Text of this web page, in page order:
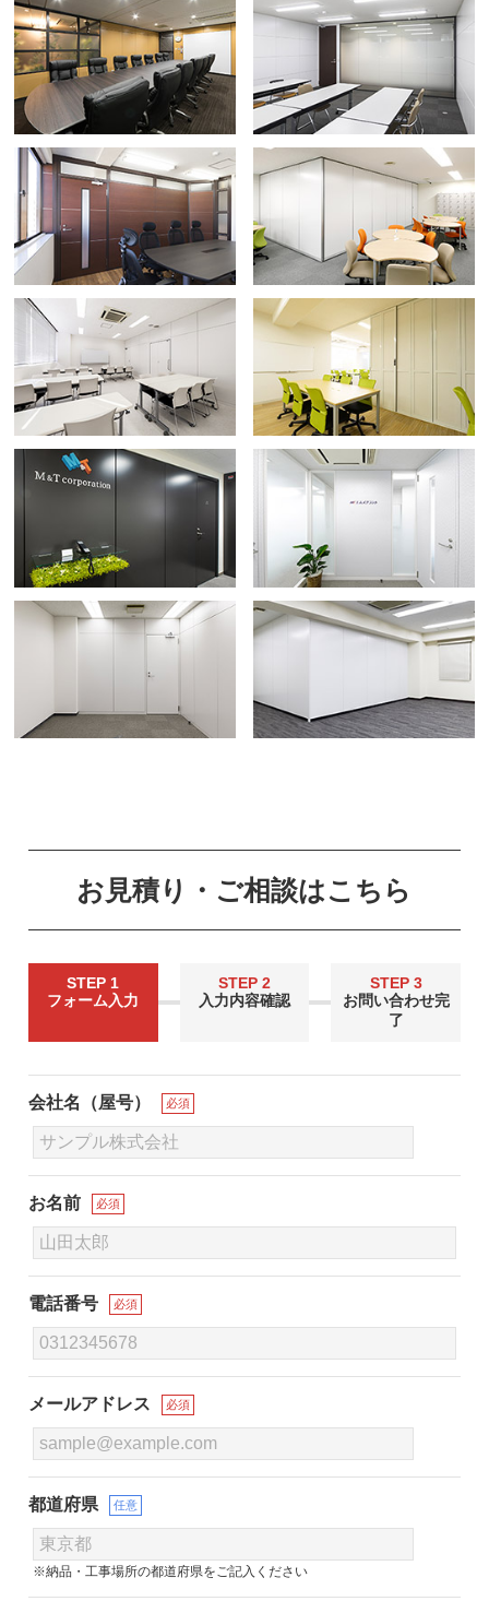
お見積り・ご相談はこちら
STEP 1
フォーム入力
STEP 2
入力内容確認
STEP 3
お問い合わせ完
了
会社名（屋号） 必須
お名前 必須
電話番号 必須
メールアドレス 必須
都道府県 任意
※納品・工事場所の都道府県をご記入ください